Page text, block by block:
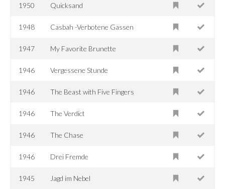
1950 Quicksand
1948 Casbah -Verbotene Gassen
1947 My Favorite Brunette
1946 Vergessene Stunde
1946 The Beast with Five Fingers
1946 The Verdict
1946 The Chase
1946 Drei Fremde
1945 Jagd im Nebel